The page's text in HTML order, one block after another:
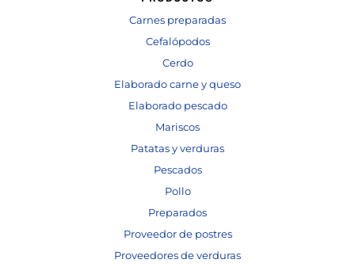
Carnes preparadas
Cefalópodos
Cerdo
Elaborado carne y queso
Elaborado pescado
Mariscos
Patatas y verduras
Pescados
Pollo
Preparados
Proveedor de postres
Proveedores de verduras